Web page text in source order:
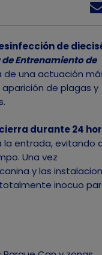
de
Entrenamiento de
de una actuación
de plagas y
durante 24
la entrada, evitando
Una vez
y las
inocuo